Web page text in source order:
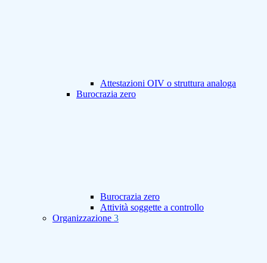
Attestazioni OIV o struttura analoga
Burocrazia zero
Burocrazia zero
Attività soggette a controllo
Organizzazione 3